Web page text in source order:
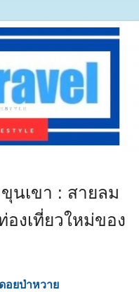
นเขา : สายลม
งเที่ยวใหม่ของ
อยป่าหวาย